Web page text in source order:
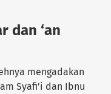
dan ‘an
mengadakan
Syafi’i dan Ibnu